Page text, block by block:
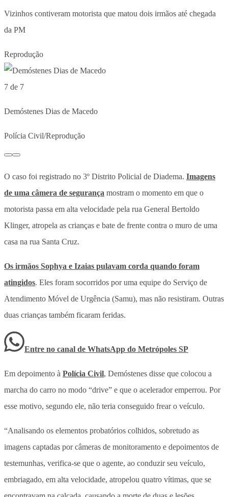
Vizinhos contiveram motorista que matou dois irmãos até chegada
da PM
Reprodução
7 de 7
Demóstenes Dias de Macedo
Polícia Civil/Reprodução
O caso foi registrado no 3º Distrito Policial de Diadema. Imagens
de uma câmera de segurança mostram o momento em que o
motorista passa em alta velocidade pela rua General Bertoldo
Klinger, atropela as crianças e bate de frente contra o muro de uma
casa na rua Santa Cruz.
Os irmãos Sophya e Izaias pulavam corda quando foram
atingidos. Eles foram socorridos por uma equipe do Serviço de
Atendimento Móvel de Urgência (Samu), mas não resistiram. Outras
duas crianças também ficaram feridas.
Entre no canal de WhatsApp do Metrópoles SP
Em depoimento à Polícia Civil, Demóstenes disse que colocou a
marcha do carro no modo “drive” e que o acelerador emperrou. Por
esse motivo, segundo ele, não teria conseguido frear o veículo.
“Analisando os elementos probatórios colhidos, sobretudo as
imagens captadas por câmeras de monitoramento e depoimentos de
testemunhas, verifica-se que o agente, ao conduzir seu veículo,
embriagado, em alta velocidade, atropelou quatro vítimas, que se